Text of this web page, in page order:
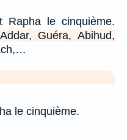
Rapha le cinquième.
Guéra, Abihud,
le cinquième.